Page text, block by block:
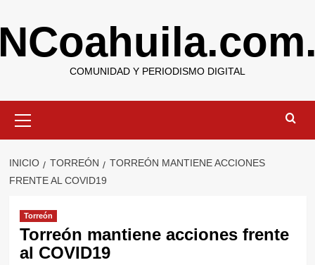
al
contenido
COMUNIDAD Y PERIODISMO DIGITAL
primario
INICIO TORREÓN
TORREÓN MANTIENE ACCIONES
FRENTE AL COVID19
Torreón
Torreón mantiene acciones frente
al COVID19